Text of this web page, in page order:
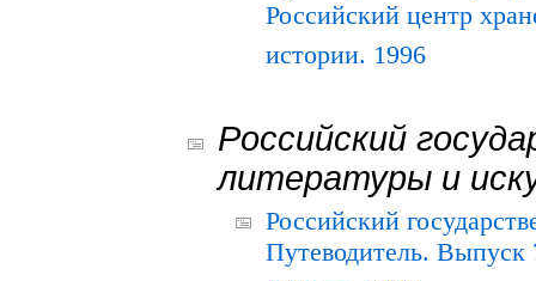
Российский центр
истории. 1996
Российский
литературы и
Российский
Путеводитель.